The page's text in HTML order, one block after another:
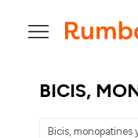

BICIS,
Bicis, monopatines